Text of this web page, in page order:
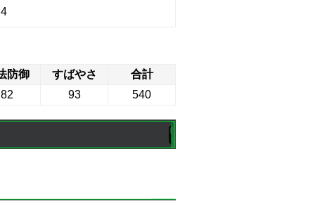
防御 すばやさ
合計
82
93 540